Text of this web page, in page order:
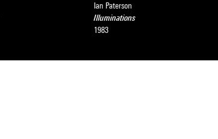
Ian Paterson
Illuminations
1983